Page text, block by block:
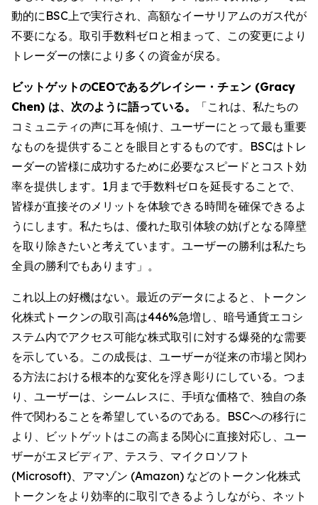
動的にBSC上で実行され、高額なイーサリアムのガス代が
不要になる。取引手数料ゼロと相まって、この変更により
トレーダーの懐により多くの資金が戻る。
ビットゲットのCEOであるグレイシー・チェン (Gracy
Chen) は、次のように語っている。
「これは、私たちの
コミュニティの声に耳を傾け、ユーザーにとって最も重要
なものを提供することを眼目とするものです。BSCはトレ
ーダーの皆様に成功するために必要なスピードとコスト効
率を提供します。1月まで手数料ゼロを延長することで、
皆様が直接そのメリットを体験できる時間を確保できるよ
うにします。私たちは、優れた取引体験の妨げとなる障壁
を取り除きたいと考えています。ユーザーの勝利は私たち
全員の勝利でもあります」。
これ以上の好機はない。最近のデータによると、トークン
化株式トークンの取引高は446%急増し、暗号通貨エコシ
ステム内でアクセス可能な株式取引に対する爆発的な需要
を示している。この成長は、ユーザーが従来の市場と関わ
る方法における根本的な変化を浮き彫りにしている。つま
り、ユーザーは、シームレスに、手頃な価格で、独自の条
件で関わることを希望しているのである。BSCへの移行に
より、ビットゲットはこの高まる関心に直接対応し、ユー
ザーがエヌビディア、テスラ、マイクロソフト
(Microsoft)、アマゾン (Amazon) などのトークン化株式
トークンをより効率的に取引できるようしながら、ネット